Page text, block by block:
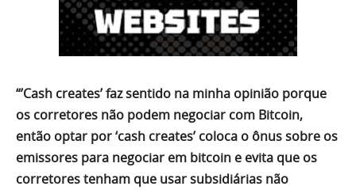
“’Cash creates’ faz sentido na minha opinião porque
os corretores não podem negociar com Bitcoin,
então optar por ‘cash creates’ coloca o ônus sobre os
emissores para negociar em bitcoin e evita que os
corretores tenham que usar subsidiárias não